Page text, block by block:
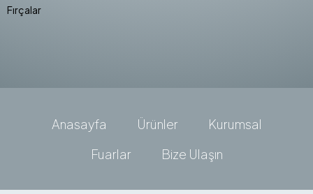
Fırçalar
Anasayfa Ürünler
Kurumsal
Fuarlar
Bize Ulaşın